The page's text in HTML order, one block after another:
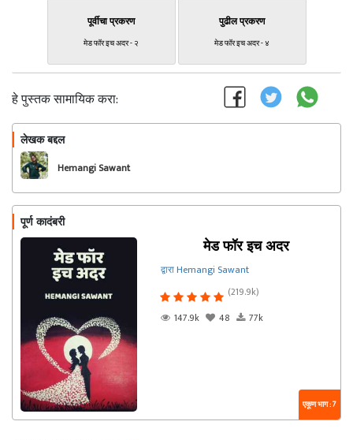
पूर्वीचा प्रकरण
मेड फॉर इच अदर - २
पुढील प्रकरण
मेड फॉर इच अदर - ४
हे पुस्तक सामायिक करा:
लेखक बद्दल
Hemangi Sawant
पूर्ण कादंबरी
मेड फॉर इच अदर
द्वारा Hemangi Sawant
(219.9k)
147.9k
48 77k
एकूण भाग : 7